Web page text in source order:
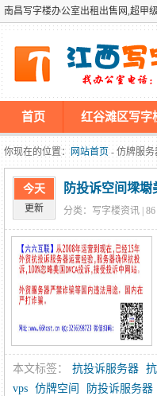
南昌写字楼办公室出租出售网,超甲
首页 红谷滩区写字
墡墢美国仿牌vps推荐仿
你现在的位置： 网站首页- 仿牌服务
今天
更新
防投诉空间墚
分类：写字楼资讯 | 86
本文标签： 抗投诉服务器
vps 仿牌空间 防投诉服务器